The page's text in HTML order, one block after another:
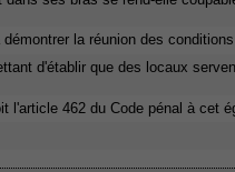
la réunion des
d'établir que des locaux
l'article 462 du Code pénal à cet